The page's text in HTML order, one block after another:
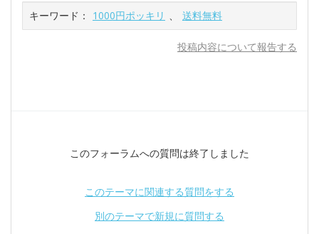
キーワード： 1000円ポッキリ 、 送料無料
投稿内容について報告する
このフォーラムへの質問は終了しました
このテーマに関連する質問をする
別のテーマで新規に質問する